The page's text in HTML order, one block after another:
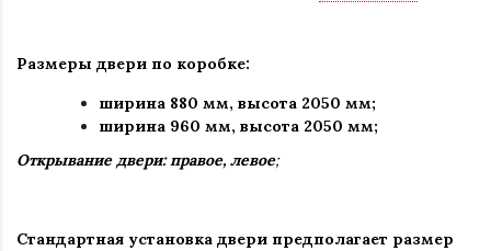
Размеры двери по коробке:
ширина 880 мм, высота 2050 мм;
ширина 960 мм, высота 2050 мм;
Открывание двери: правое, левое;
Стандартная установка двери предполагает размер